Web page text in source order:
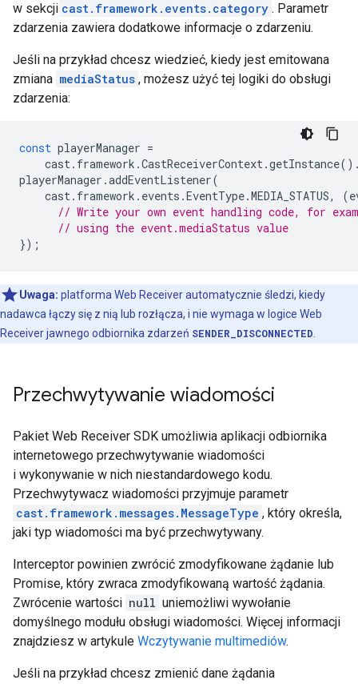
w sekcji cast.framework.events.category . Parametr
zdarzenia zawiera dodatkowe informacje o zdarzeniu.
Jeśli na przykład chcesz wiedzieć, kiedy jest emitowana
zmiana mediaStatus , możesz użyć tej logiki do obsługi
zdarzenia:
const playerManager =
cast. framework .CastReceiverContext.getInstance
playerManager .addEventListener(
cast. framework . events .EventType.MEDIA_STATUS, (
// Write your own event handling code, for
// using the event.mediaStatus value
});
Uwaga: platforma Web Receiver automatycznie śledzi, kiedy
nadawca łączy się z nią lub rozłącza, i nie wymaga w logice Web
Receiver jawnego odbiornika zdarzeń SENDER_DISCONNECTED
Przechwytywanie wiadomości
Pakiet Web Receiver SDK umożliwia aplikacji odbiornika
internetowego przechwytywanie wiadomości
i wykonywanie w nich niestandardowego kodu.
Przechwytywacz wiadomości przyjmuje parametr
cast.framework.messages.MessageType , który określa,
jaki typ wiadomości ma być przechwytywany.
Interceptor powinien zwrócić zmodyfikowane żądanie lub
Promise, który zwraca zmodyfikowaną wartość żądania.
Zwrócenie wartości null uniemożliwi wywołanie
domyślnego modułu obsługi wiadomości. Więcej informacji
znajdziesz w artykule Wczytywanie multimediów.
Jeśli na przykład chcesz zmienić dane żądania